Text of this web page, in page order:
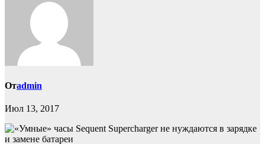
Отadmin
Июл 13, 2017